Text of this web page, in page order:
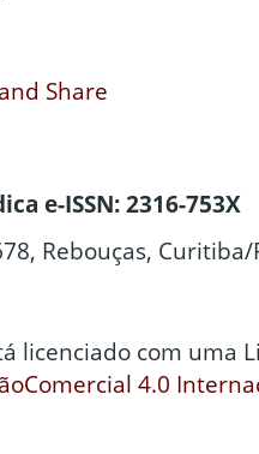
e-ISSN: 2316-753X
Rebouças, Curitiba/
licenciado com uma
4.0